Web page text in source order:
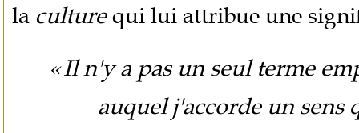
la culturequi lui attribue une
« Il n'y a pas un seul terme
auquel j'accorde un sens